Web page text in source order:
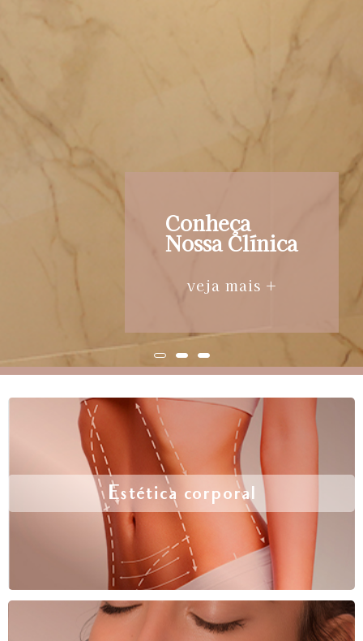
Conheça
Nossa Clínica
veja mais +
Estética corporal